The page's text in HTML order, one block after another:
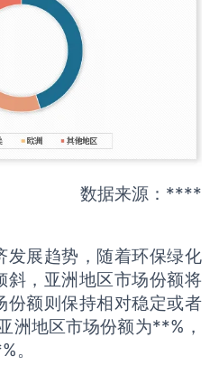
数据来源：****
发展趋势，随着环保绿化
斜，亚洲地区市场份额将
份额则保持相对稳定或者
洲地区市场份额为**%，
。